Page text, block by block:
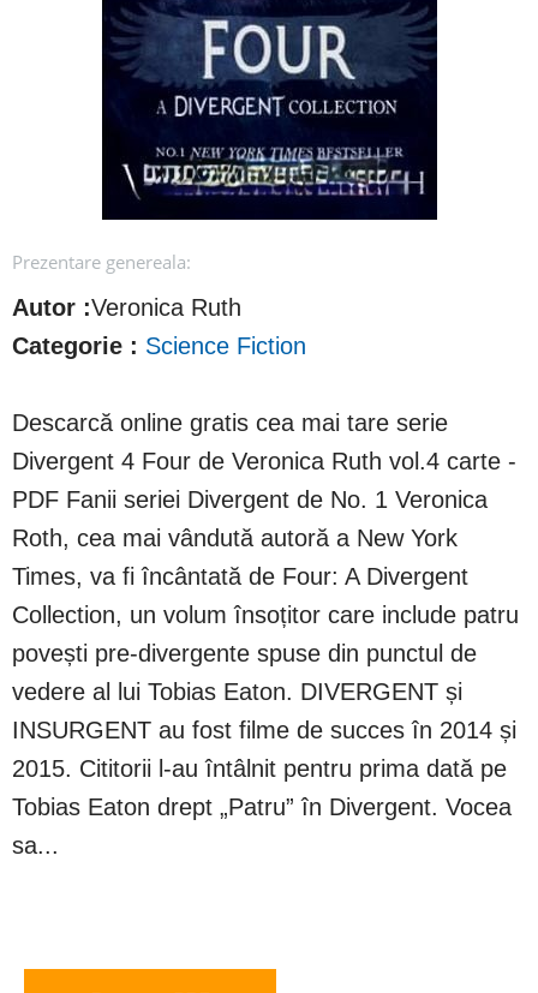
Prezentare genereala:
Autor :Veronica Ruth
Categorie : Science Fiction
Descarcă online gratis cea mai tare serie
Divergent 4 Four de Veronica Ruth vol.4 carte -
PDF Fanii seriei Divergent de No. 1 Veronica
Roth, cea mai vândută autoră a New York
Times, va fi încântată de Four: A Divergent
Collection, un volum însoțitor care include patru
povești pre-divergente spuse din punctul de
vedere al lui Tobias Eaton. DIVERGENT și
INSURGENT au fost filme de succes în 2014 și
2015. Cititorii l-au întâlnit pentru prima dată pe
Tobias Eaton drept „Patru” în Divergent. Vocea
sa...